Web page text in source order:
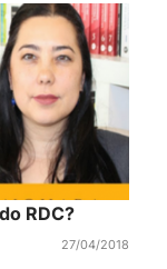
RDC?
27/04/2018